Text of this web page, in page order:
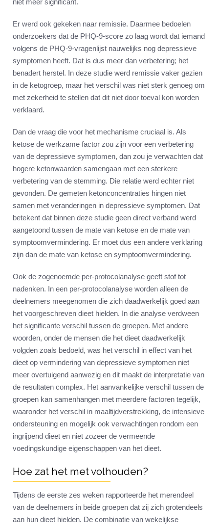
niet meer significant.
Er werd ook gekeken naar remissie. Daarmee bedoelen
onderzoekers dat de PHQ-9-score zo laag wordt dat iemand
volgens de PHQ-9-vragenlijst nauwelijks nog depressieve
symptomen heeft. Dat is dus meer dan verbetering; het
benadert herstel. In deze studie werd remissie vaker gezien
in de ketogroep, maar het verschil was niet sterk genoeg om
met zekerheid te stellen dat dit niet door toeval kon worden
verklaard.
Dan de vraag die voor het mechanisme cruciaal is. Als
ketose de werkzame factor zou zijn voor een verbetering
van de depressieve symptomen, dan zou je verwachten dat
hogere ketonwaarden samengaan met een sterkere
verbetering van de stemming. Die relatie werd echter niet
gevonden. De gemeten ketonconcentraties hingen niet
samen met veranderingen in depressieve symptomen. Dat
betekent dat binnen deze studie geen direct verband werd
aangetoond tussen de mate van ketose en de mate van
symptoomvermindering. Er moet dus een andere verklaring
zijn dan de mate van ketose en symptoomvermindering.
Ook de zogenoemde per-protocolanalyse geeft stof tot
nadenken. In een per-protocolanalyse worden alleen de
deelnemers meegenomen die zich daadwerkelijk goed aan
het voorgeschreven dieet hielden. In die analyse verdween
het significante verschil tussen de groepen. Met andere
woorden, onder de mensen die het dieet daadwerkelijk
volgden zoals bedoeld, was het verschil in effect van het
dieet op vermindering van depressieve symptomen niet
meer overtuigend aanwezig en dit maakt de interpretatie van
de resultaten complex. Het aanvankelijke verschil tussen de
groepen kan samenhangen met meerdere factoren tegelijk,
waaronder het verschil in maaltijdverstrekking, de intensieve
ondersteuning en mogelijk ook verwachtingen rondom een
ingrijpend dieet en niet zozeer de vermeende
voedingskundige eigenschappen van het dieet.
Hoe zat het met volhouden?
Tijdens de eerste zes weken rapporteerde het merendeel
van de deelnemers in beide groepen dat zij zich grotendeels
aan hun dieet hielden. De combinatie van wekelijkse